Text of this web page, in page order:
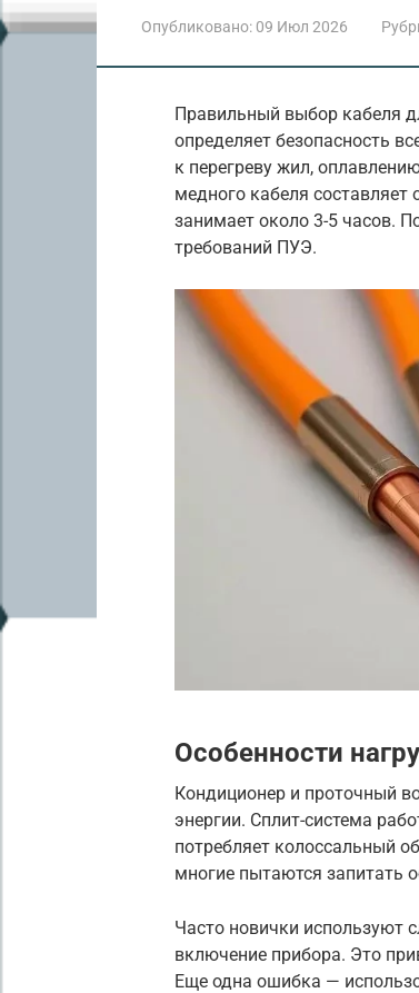
Опубликовано: 09 Июл 2026
Правильный выбор кабеля
определяет безопасность
к перегреву жил,
медного кабеля
занимает около 3-5 часов.
требований ПУЭ.
Особенности
Кондиционер и проточный
энергии. Сплит-система
потребляет колоссальный
многие пытаются запитать
Часто новички используют
включение прибора. Это
Еще одна ошибка —